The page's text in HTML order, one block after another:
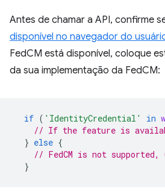
Antes de chamar a API, confirme
disponível no navegador do
FedCM está disponível, coloque
da sua implementação da FedCM:
if ( 'IdentityCredential' in
// If the feature is
} else {
// FedCM is not
}